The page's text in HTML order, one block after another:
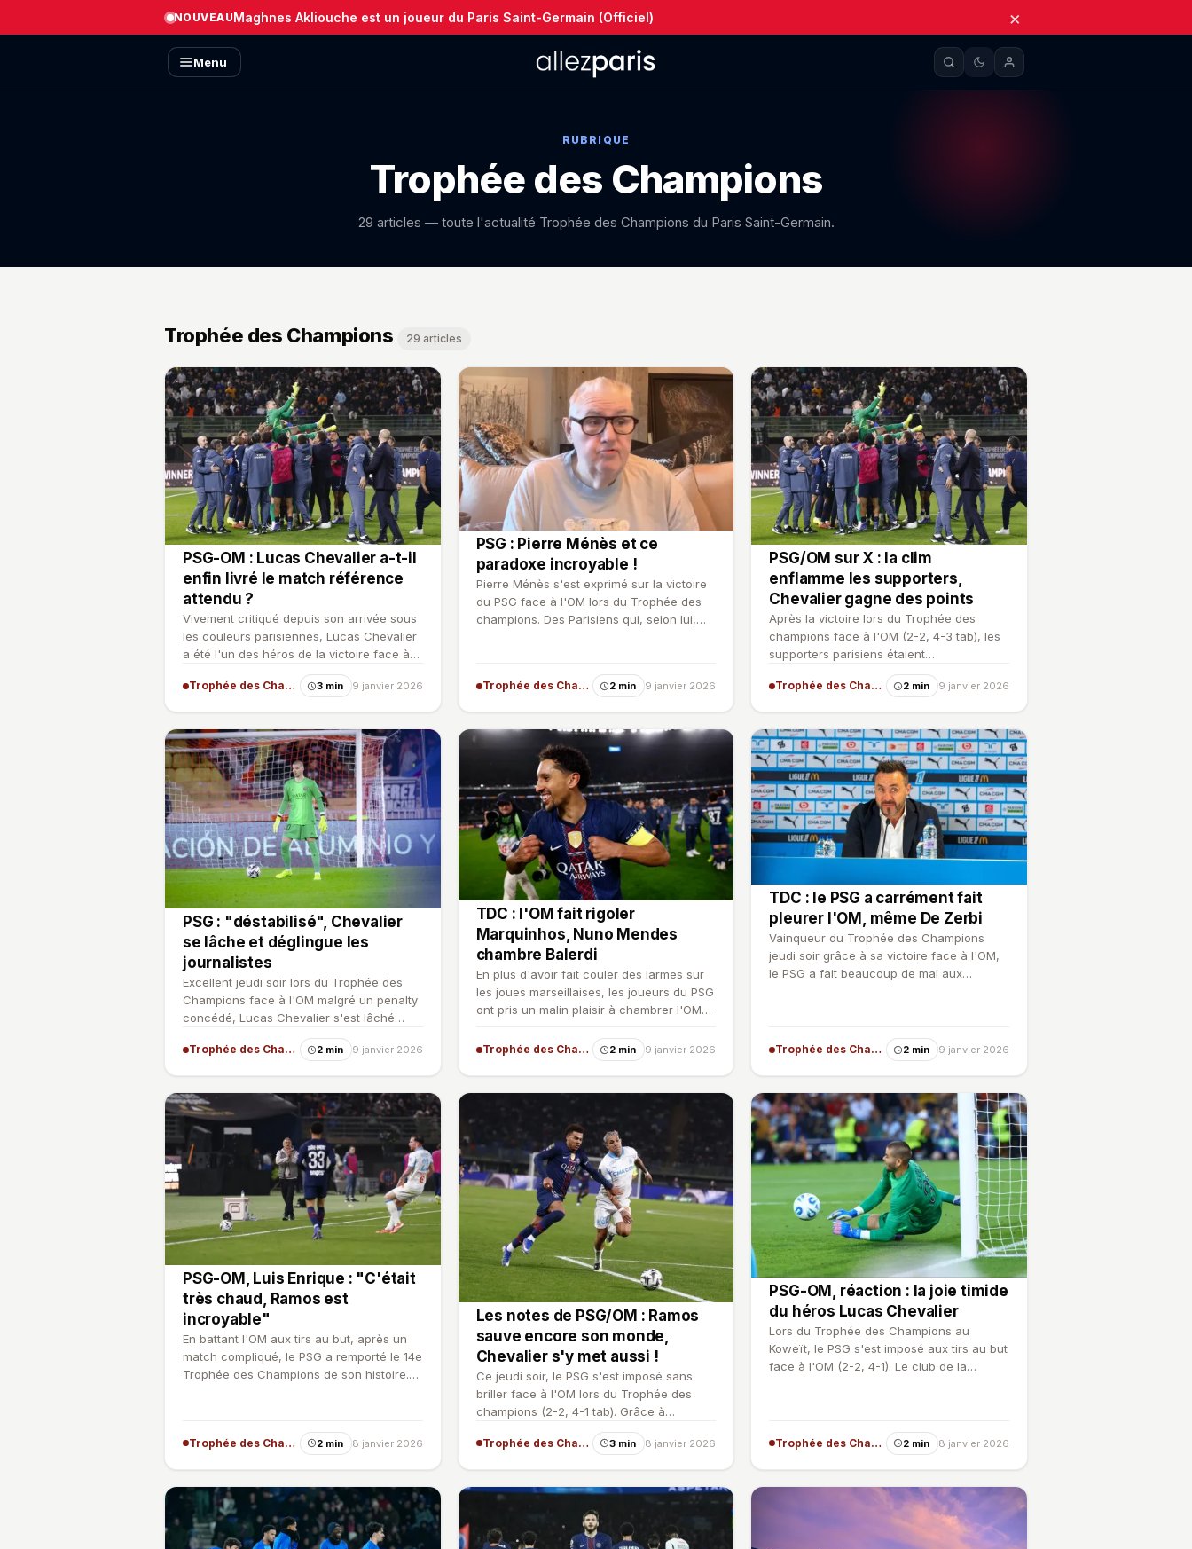
NOUVEAUMaghnes Akliouche est un joueur du Paris Saint-Germain (Officiel) ×
Menu
RUBRIQUE
Trophée des Champions
29 articles — toute l'actualité Trophée des Champions du Paris Saint-Germain.
Trophée des Champions 29 articles
PSG-OM : Lucas Chevalier a-t-il
enfin livré le match référence
attendu ?
Vivement critiqué depuis son arrivée sous
les couleurs parisiennes, Lucas Chevalier
a été l'un des héros de la victoire face à
Trophée des Champions 3 min 9 janvier 2026
PSG : Pierre Ménès et ce
paradoxe incroyable !
Pierre Ménès s'est exprimé sur la victoire
du PSG face à l'OM lors du Trophée des
champions. Des Parisiens qui, selon lui,
Trophée des Champions 2 min 9 janvier 2026
PSG/OM sur X : la clim
enflamme les supporters,
Chevalier gagne des points
Après la victoire lors du Trophée des
champions face à l'OM (2-2, 4-3 tab), les
supporters parisiens étaient
particulièrement en forme sur …
Trophée des Champions 2 min 9 janvier 2026
PSG : "déstabilisé", Chevalier
se lâche et déglingue les
journalistes
Excellent jeudi soir lors du Trophée des
Champions face à l'OM malgré un penalty
concédé, Lucas Chevalier s'est lâché
après le match en rev…
Trophée des Champions 2 min 9 janvier 2026
TDC : l'OM fait rigoler
Marquinhos, Nuno Mendes
chambre Balerdi
En plus d'avoir fait couler des larmes sur
les joues marseillaises, les joueurs du PSG
ont pris un malin plaisir à chambrer l'OM
Trophée des Champions 2 min 9 janvier 2026
TDC : le PSG a carrément fait
pleurer l'OM, même De Zerbi
Vainqueur du Trophée des Champions
jeudi soir grâce à sa victoire face à l'OM,
le PSG a fait beaucoup de mal aux
Trophée des Champions 2 min 9 janvier 2026
PSG-OM, Luis Enrique : "C'était
très chaud, Ramos est
incroyable"
En battant l'OM aux tirs au but, après un
match compliqué, le PSG a remporté le 14e
Trophée des Champions de son histoire.
Trophée des Champions 2 min 8 janvier 2026
Les notes de PSG/OM : Ramos
sauve encore son monde,
Chevalier s'y met aussi !
Ce jeudi soir, le PSG s'est imposé sans
briller face à l'OM lors du Trophée des
champions (2-2, 4-1 tab). Grâce à
Dembélé et Ramos, les Par…
Trophée des Champions 3 min 8 janvier 2026
PSG-OM, réaction : la joie timide
du héros Lucas Chevalier
Lors du Trophée des Champions au
Koweït, le PSG s'est imposé aux tirs au but
face à l'OM (2-2, 4-1). Le club de la
Trophée des Champions 2 min 8 janvier 2026